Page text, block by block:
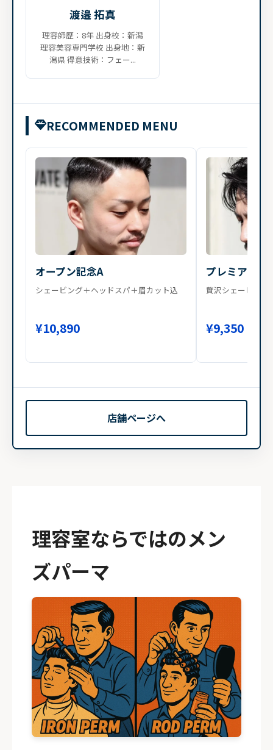
渡邉 拓真
理容師歴：8年 出身校：新潟
理容美容専門学校 出身地：新
潟県 得意技術：フェー...
RECOMMENDED MENU
オープン記念A
シェービング＋ヘッドスパ＋眉カット込
¥10,890
プレミアムカ
贅沢シェービング
¥9,350
店舗ページへ
理容室ならではのメン
ズパーマ